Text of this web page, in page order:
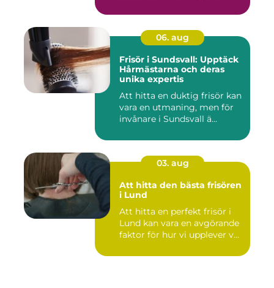
06. aug
Frisör i Sundsvall: Upptäck
Hårmästarna och deras
unika expertis
Att hitta en duktig frisör kan
vara en utmaning, men för
invånare i Sundsvall ä...
03. aug
Att hitta den bästa frisören
i Lund
Att hitta en perfekt frisör i
Lund kan vara en avgörande
faktor för hur vi upplever v...